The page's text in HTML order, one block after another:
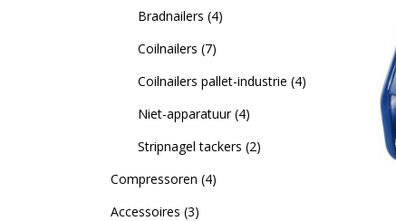
Bradnailers (4)
Coilnailers (7)
Coilnailers pallet-industrie (4)
Niet-apparatuur (4)
Stripnagel tackers (2)
Compressoren (4)
Accessoires (3)